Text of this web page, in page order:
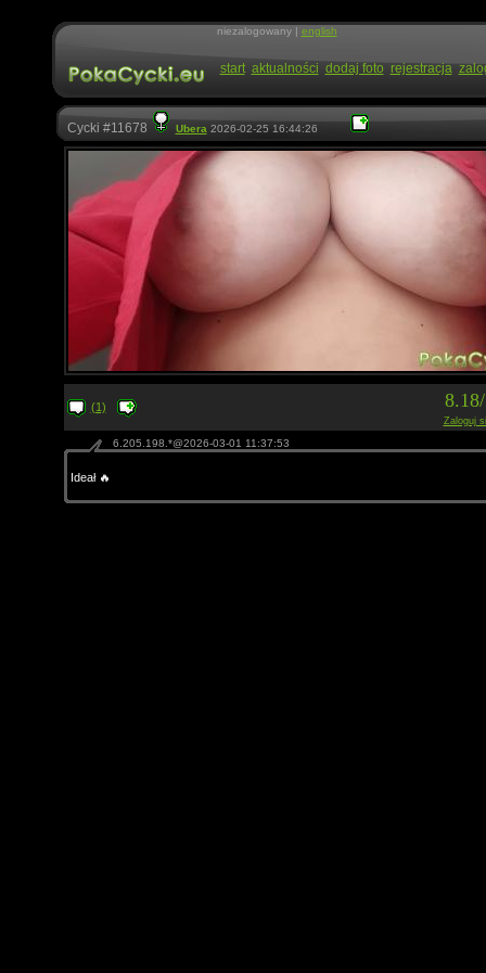
niezalogowany | english
start aktualności dodaj foto rejestracja
Cycki #11678 Ubera 2026-02-25 16:44:26
(1)
Zaloguj
6.205.198.*@2026-03-01 11:37:53
Ideał 🔥